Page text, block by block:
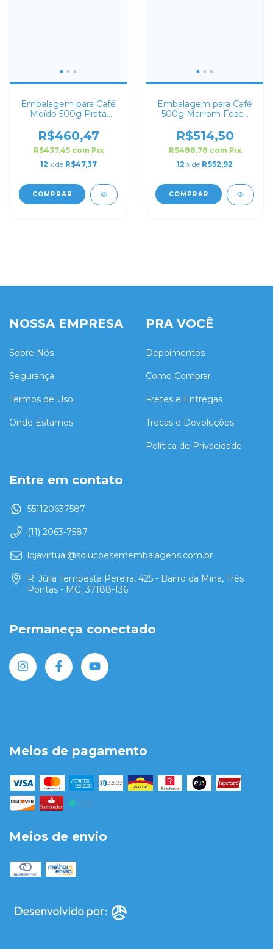
Embalagem para Café
Moído 500g Prata
Personalizada
R$460,47
R$437,45 com Pix
12 x de R$47,37
COMPRAR
Embalagem para Café
500g Marrom Fosco
Personalizada
R$514,50
R$488,78 com Pix
12 x de R$52,92
COMPRAR
NOSSA EMPRESA
Sobre Nós
Segurança
Termos de Uso
Onde Estamos
PRA VOCÊ
Depoimentos
Como Comprar
Fretes e Entregas
Trocas e Devoluções
Política de Privacidade
Entre em contato
551120637587
(11) 2063-7587
lojavirtual@solucoesemembalagens.com.br
R. Júlia Tempesta Pereira, 425 - Bairro da Mina, Três
Pontas - MG, 37188-136
Permaneça conectado
Meios de pagamento
Meios de envio